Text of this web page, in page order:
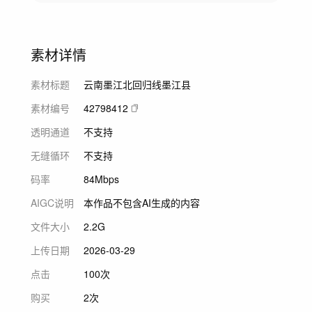
素材详情
素材标题
云南墨江北回归线墨江县
素材编号
42798412
透明通道
不支持
无缝循环
不支持
码率
84Mbps
AIGC说明
本作品不包含AI生成的内容
文件大小
2.2G
上传日期
2026-03-29
点击
100次
购买
2次